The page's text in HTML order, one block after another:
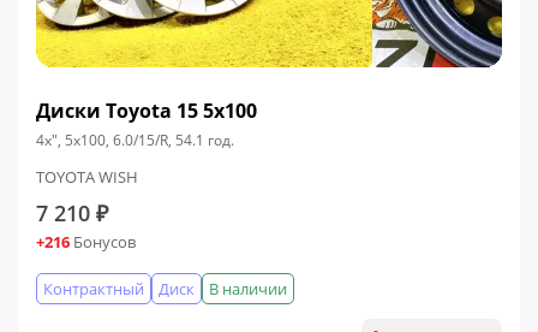
Диски Toyota 15 5x100
4x", 5x100, 6.0/15/R, 54.1 год.
TOYOTA WISH
7 210 ₽
+216 Бонусов
В наличии
Диск
Контрактный